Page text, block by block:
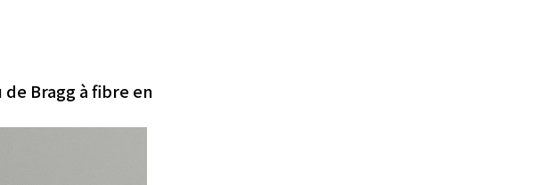
Bragg à fibre en